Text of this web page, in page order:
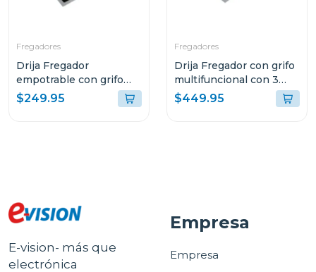
Fregadores
Drija Fregador
empotrable con grifo
cascada multifuncional
68cm cirella
$249.95
Fregadores
Drija Fregador con grifo
multifuncional con 3
modos en acero
inoxidable de 75cm
$449.95
E-vision- más que
electrónica
Empresa
Empresa